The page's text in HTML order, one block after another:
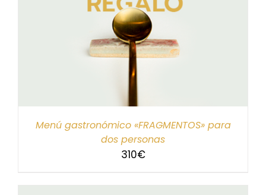
Menú gastronómico «FRAGMENTOS» para
dos personas
310€